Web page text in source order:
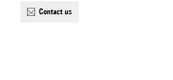
contact us